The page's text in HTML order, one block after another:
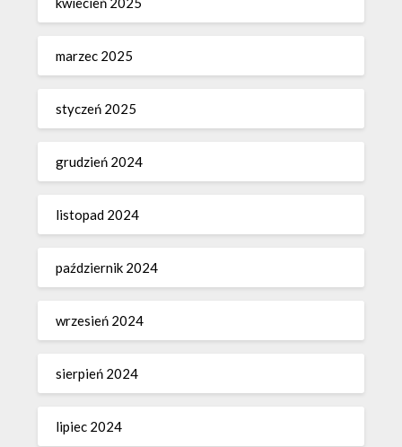
marzec 2025
styczeń 2025
grudzień 2024
listopad 2024
październik 2024
wrzesień 2024
sierpień 2024
lipiec 2024